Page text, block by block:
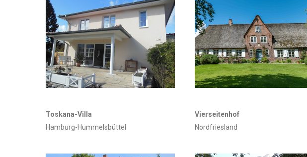
Toskana-Villa
Hamburg-Hummelsbüttel
Vierseitenhof
Nordfriesland